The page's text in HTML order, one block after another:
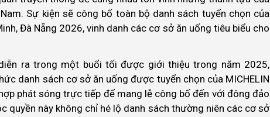
Sự kiện sẽ công bố toàn bộ danh sách tuyển chọn của
Đà Nẵng 2026, vinh danh các cơ sở ăn uống tiêu biểu cho
ra trong một buổi tối được giới thiệu trong năm 2025,
danh sách cơ sở ăn uống được tuyển chọn của MICHELIN
phát sóng trực tiếp để mang lễ công bố đến với đông đảo
quyền này không chỉ hé lộ danh sách thường niên các cơ sở